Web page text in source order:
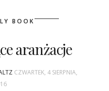
BOOK
aranżacje
CZWARTEK, 4 SIERPNIA,